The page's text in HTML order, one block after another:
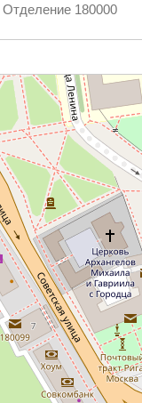
Отделение 180000